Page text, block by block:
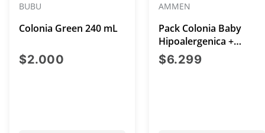
BUBU
Colonia Green 240 mL
$2.000 precio actual $2.000
AMMEN
Pack Colonia Baby
Hipoalergenica +
Miniatura
$6.299precio